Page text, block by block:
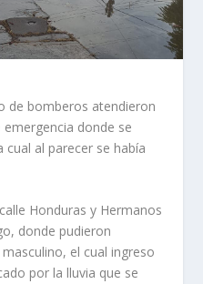
de bomberos atendieron
donde se
al parecer se había
Honduras y Hermanos
donde pudieron
el cual ingreso
por la lluvia que se